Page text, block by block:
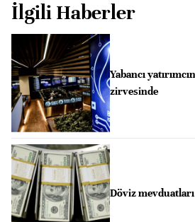
İlgili Haberler
Yabancı
zirvesinde
Döviz